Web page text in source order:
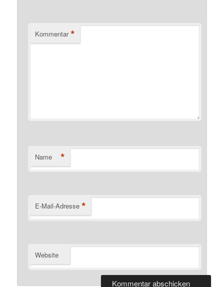
Kommentar *
Name *
E-Mail-Adresse *
Website